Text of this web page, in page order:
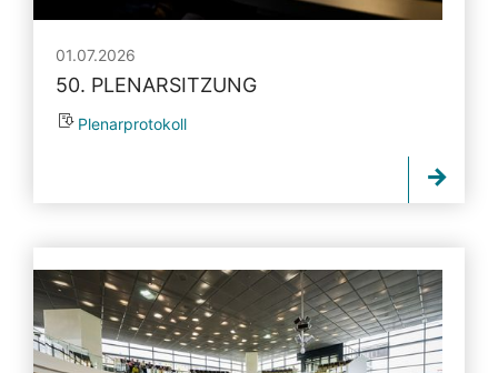
01.07.2026
50. PLENARSITZUNG
Plenarprotokoll